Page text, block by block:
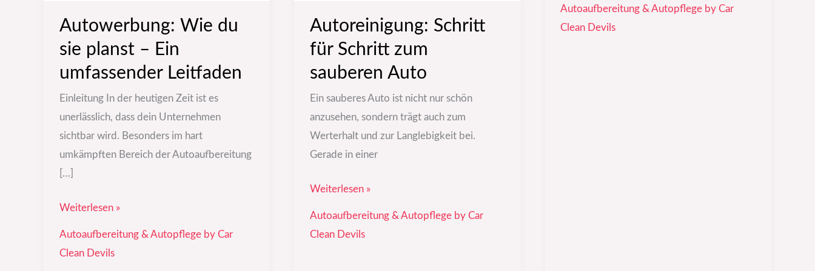
Autowerbung: Wie du
sie planst – Ein
umfassender Leitfaden
Einleitung In der heutigen Zeit ist es
unerlässlich, dass dein Unternehmen
sichtbar wird. Besonders im hart
umkämpften Bereich der Autoaufbereitung
[…]
Weiterlesen »
Autoaufbereitung & Autopflege by Car
Clean Devils
Autoreinigung: Schritt
für Schritt zum
sauberen Auto
Ein sauberes Auto ist nicht nur schön
anzusehen, sondern trägt auch zum
Werterhalt und zur Langlebigkeit bei.
Gerade in einer
Weiterlesen »
Autoaufbereitung & Autopflege by Car
Clean Devils
Autoaufbereitung & Autopflege by Car
Clean Devils